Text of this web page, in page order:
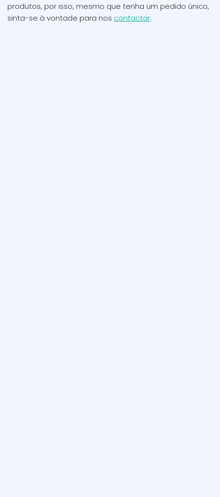
produtos, por isso, mesmo que tenha um pedido único,
sinta-se à vontade para nos contactar.